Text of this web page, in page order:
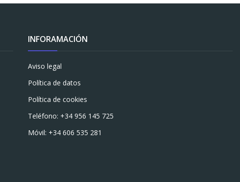
INFORAMACIÓN
Aviso legal
Política de datos
Política de cookies
Teléfono: +34 956 145 725
Móvil: +34 606 535 281